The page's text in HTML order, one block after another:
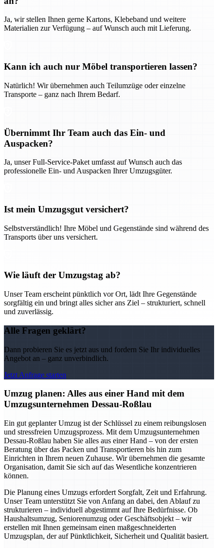
Ja, wir stellen Ihnen gerne Kartons, Klebeband und weitere
Materialien zur Verfügung – auf Wunsch auch mit Lieferung.
Kann ich auch nur Möbel transportieren lassen?
Natürlich! Wir übernehmen auch Teilumzüge oder einzelne
Transporte – ganz nach Ihrem Bedarf.
Übernimmt Ihr Team auch das Ein- und
Auspacken?
Ja, unser Full-Service-Paket umfasst auf Wunsch auch das
professionelle Ein- und Auspacken Ihrer Umzugsgüter.
Ist mein Umzugsgut versichert?
Selbstverständlich! Ihre Möbel und Gegenstände sind während des
Transports über uns versichert.
Wie läuft der Umzugstag ab?
Unser Team erscheint pünktlich vor Ort, lädt Ihre Gegenstände
sorgfältig ein und bringt alles sicher ans Ziel – strukturiert, schnell
und zuverlässig.
Alle Fragen geklärt?
Dann probieren Sie es jetzt aus und fordern Sie Ihr individuelles
Angebot an – ganz unverbindlich.
Jetzt Anfrage starten
Umzug planen: Alles aus einer Hand mit dem
Umzugsunternehmen Dessau-Roßlau
Ein gut geplanter Umzug ist der Schlüssel zu einem reibungslosen
und stressfreien Umzugsprozess. Mit dem Umzugsunternehmen
Dessau-Roßlau haben Sie alles aus einer Hand – von der ersten
Beratung über das Packen und Transportieren bis hin zum
Einrichten in Ihrem neuen Zuhause. Wir übernehmen die gesamte
Organisation, damit Sie sich auf das Wesentliche konzentrieren
können.
Die Planung eines Umzugs erfordert Sorgfalt, Zeit und Erfahrung.
Unser Team unterstützt Sie von Anfang an dabei, den Ablauf zu
strukturieren – individuell abgestimmt auf Ihre Bedürfnisse. Ob
Haushaltsumzug, Seniorenumzug oder Geschäftsobjekt – wir
erstellen mit Ihnen gemeinsam einen maßgeschneiderten
Umzugsplan, der auf Pünktlichkeit, Sicherheit und Qualität basiert.